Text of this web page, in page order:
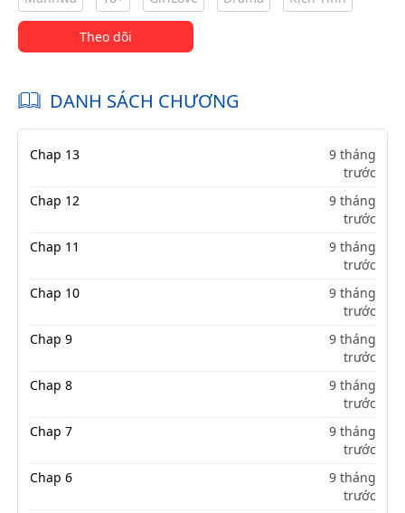
Theo dõi
DANH SÁCH CHƯƠNG
Chap 13
9 tháng
trước
Chap 12
9 tháng
trước
Chap 11
9 tháng
trước
Chap 10
9 tháng
trước
Chap 9
9 tháng
trước
Chap 8
9 tháng
trước
Chap 7
9 tháng
trước
Chap 6
9 tháng
trước